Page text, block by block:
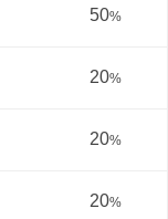
50%
20%
20%
20%